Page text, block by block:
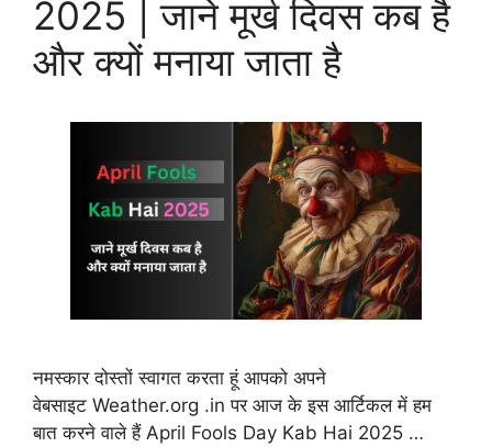
2025 | जाने मूर्ख दिवस कब है
और क्यों मनाया जाता है
नमस्कार दोस्तों स्वागत करता हूं आपको अपने
वेबसाइट Weather.org .in पर आज के इस आर्टिकल में हम
बात करने वाले हैं April Fools Day Kab Hai 2025 …